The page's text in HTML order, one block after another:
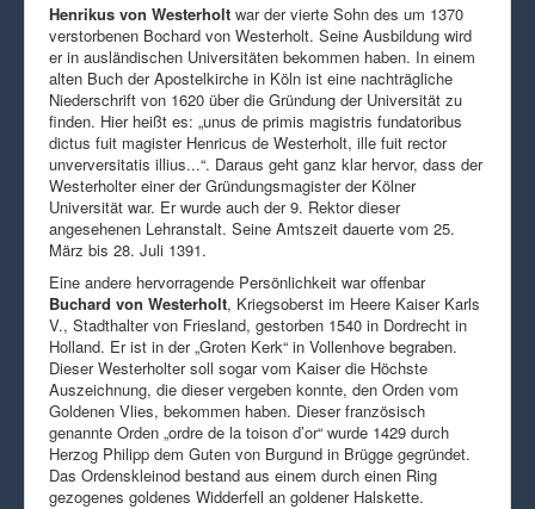
Henrikus von Westerholt war der vierte Sohn des um 1370
verstorbenen Bochard von Westerholt. Seine Ausbildung wird
er in ausländischen Universitäten bekommen haben. In einem
alten Buch der Apostelkirche in Köln ist eine nachträgliche
Niederschrift von 1620 über die Gründung der Universität zu
finden. Hier heißt es: „unus de primis magistris fundatoribus
dictus fuit magister Henricus de Westerholt, ille fuit rector
unverversitatis illius...“. Daraus geht ganz klar hervor, dass der
Westerholter einer der Gründungsmagister der Kölner
Universität war. Er wurde auch der 9. Rektor dieser
angesehenen Lehranstalt. Seine Amtszeit dauerte vom 25.
März bis 28. Juli 1391.
Eine andere hervorragende Persönlichkeit war offenbar
Buchard von Westerholt, Kriegsoberst im Heere Kaiser Karls
V., Stadthalter von Friesland, gestorben 1540 in Dordrecht in
Holland. Er ist in der „Groten Kerk“ in Vollenhove begraben.
Dieser Westerholter soll sogar vom Kaiser die Höchste
Auszeichnung, die dieser vergeben konnte, den Orden vom
Goldenen Vlies, bekommen haben. Dieser französisch
genannte Orden „ordre de la toison d’or“ wurde 1429 durch
Herzog Philipp dem Guten von Burgund in Brügge gegründet.
Das Ordenskleinod bestand aus einem durch einen Ring
gezogenes goldenes Widderfell an goldener Halskette.